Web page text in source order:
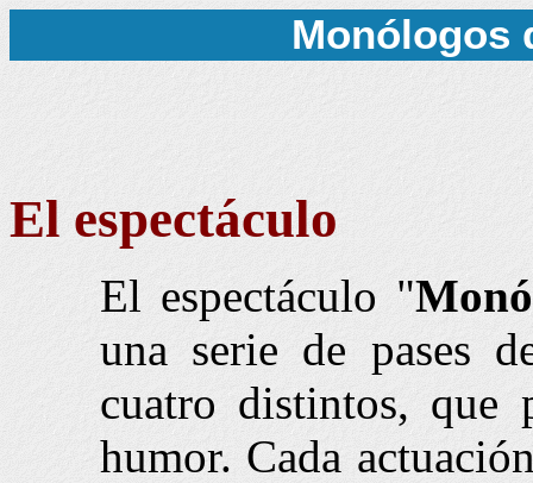
Monólogos
El espectáculo
El espectáculo "
una serie de pases
cuatro distintos, que
humor. Cada